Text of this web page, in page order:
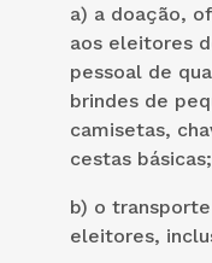
a) a doação,
aos eleitores
pessoal de
brindes de
camisetas,
cestas básicas;
b) o
eleitores,